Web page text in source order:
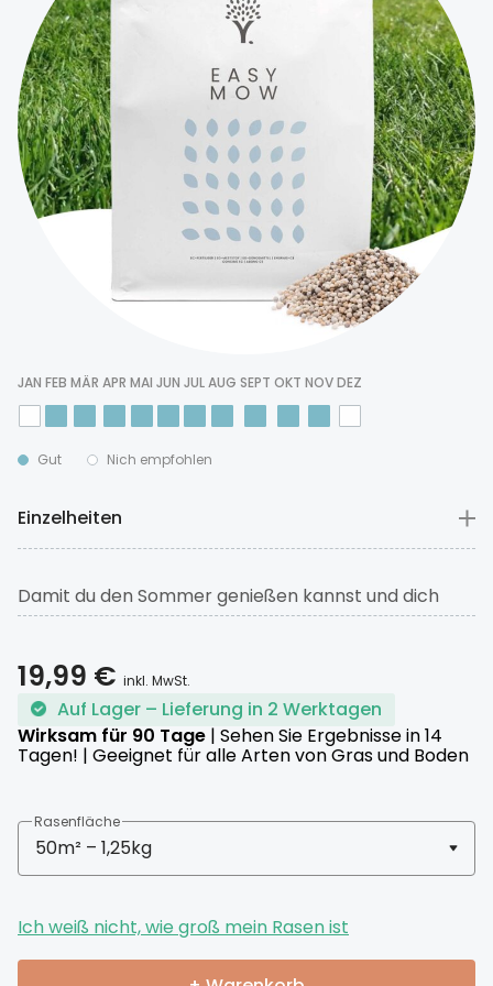
JAN FEB MÄR APR MAI JUN JULAUG SEPT OKT NOVDEZ
Gut Nich empfohlen
Einzelheiten
Damit du den Sommer genießen kannst und dich
nicht ständig mit Rasenpflege beschäftigen musst,
Langzeit-Rasendünger gibt dank seiner speziellen
ProNitro-Beschichtung die Nährstoffe gleichmäßig
ab und verwandelt deinen Rasen in eine gesunde und
beanspruchbare Grünfläche. Der hohe Anteil an
verbessert zeitgleich die Widerstandsfähigkeit
gegen Krankheiten.
Entferne vor der Anwendung Laub und grobes Grün,
bewässere deinen Rasen, falls er zu trocken ist, und
verteile pro Quadratmeter 25 g des Düngers. Unser
19,99 € inkl. MwSt.
Auf Lager – Lieferung in 2 Werktagen
Wirksam für 90 Tage | Sehen Sie Ergebnisse in 14
Tagen! | Geeignet für alle Arten von Gras und Boden
Rasenfläche
Ich weiß nicht, wie groß mein Rasen ist